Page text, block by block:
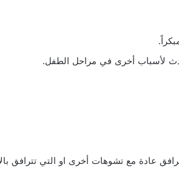
عادة مع تشوهات أخرى او التي تترافق